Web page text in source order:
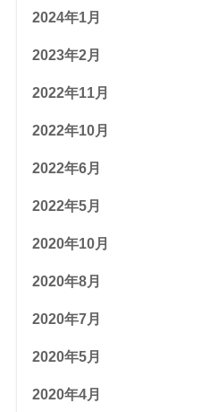
2024年1月
2023年2月
2022年11月
2022年10月
2022年6月
2022年5月
2020年10月
2020年8月
2020年7月
2020年5月
2020年4月